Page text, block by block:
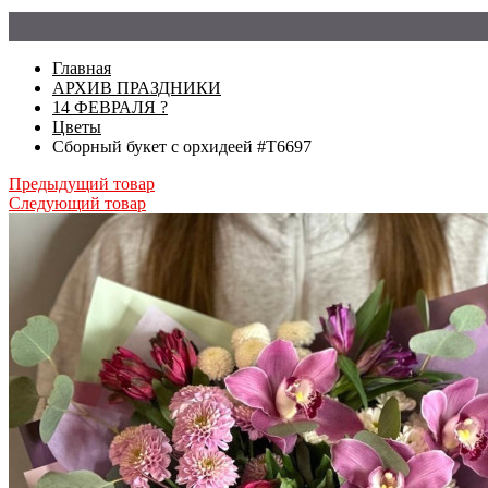
Главная
АРХИВ ПРАЗДНИКИ
14 ФЕВРАЛЯ ?
Цветы
Сборный букет с орхидеей #Т6697
Предыдущий товар
Следующий товар